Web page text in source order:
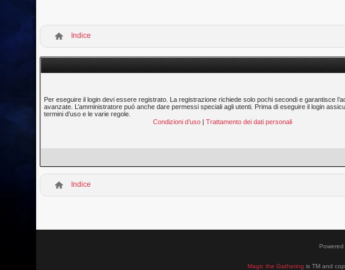
Indice
Per eseguire il login devi essere registrato. La registrazione richiede solo pochi secondi e garantisce
avanzate. L’amministratore puó anche dare permessi speciali agli utenti. Prima di eseguire il login
termini d’uso e le varie regole.
Condizioni d’uso |Trattamento dei dati personali
Indice
Powered
Magic the Gathering is TM and